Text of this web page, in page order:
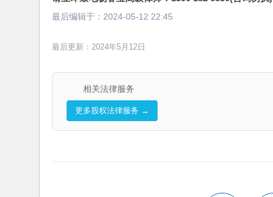
最后编辑于： 2024-05-12 22:45
最后更新：2024年5月12日
相关法律服务
更多股权法律服务 →